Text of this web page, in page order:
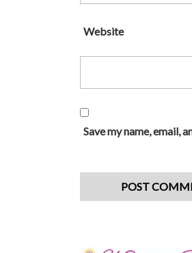
Website
Save my name, email,